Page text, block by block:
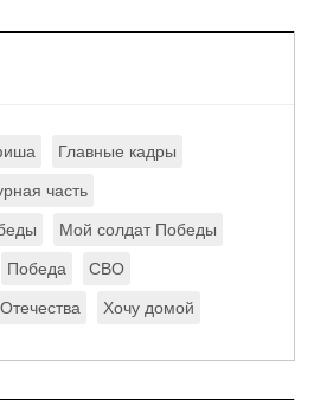
Главные кадры
часть
Мой солдат Победы
Победа СВО
Хочу домой